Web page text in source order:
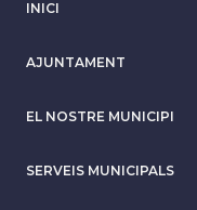
INICI
AJUNTAMENT
EL NOSTRE MUNICIPI
SERVEIS MUNICIPALS